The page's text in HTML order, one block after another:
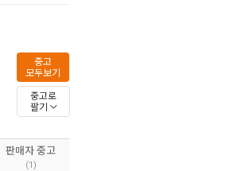
중고
모두보기
중고로
팔기
판매자 중고
(1)